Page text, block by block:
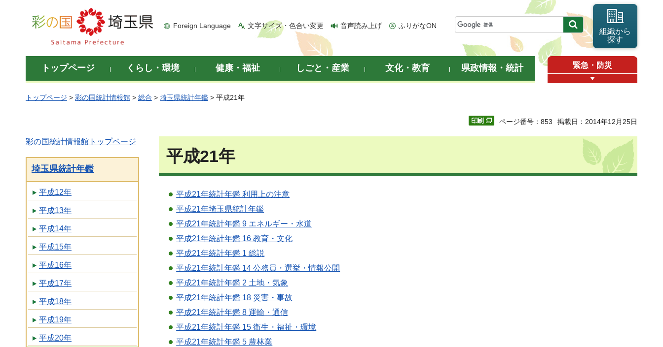
彩の国 埼玉県
Foreign Language 文字サイズ・色合い変更 音声読み上げ ふりがなON
組織から
探す
トップページ くらし・環境 健康・福祉 しごと・産業 文化・教育 県政情報・統計 緊急・防災
トップページ > 彩の国統計情報館 > 総合 > 埼玉県統計年鑑 > 平成21年
ページ番号：853 掲載日：2014年12月25日
彩の国統計情報館トップページ
埼玉県統計年鑑
平成12年
平成13年
平成14年
平成15年
平成16年
平成17年
平成18年
平成19年
平成20年
平成21年
平成21年統計年鑑 利用上の注意
平成21年埼玉県統計年鑑
平成21年統計年鑑 9 エネルギー・水道
平成21年統計年鑑 16 教育・文化
平成21年統計年鑑 1 総説
平成21年統計年鑑 14 公務員・選挙・情報公開
平成21年統計年鑑 2 土地・気象
平成21年統計年鑑 18 災害・事故
平成21年統計年鑑 8 運輸・通信
平成21年統計年鑑 15 衛生・福祉・環境
平成21年統計年鑑 5 農林業